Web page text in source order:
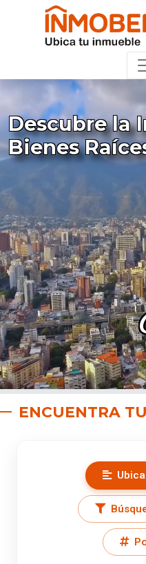
Descubre la
Bienes
ENCUENTRA